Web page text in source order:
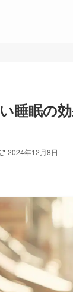
睡眠の
2024年12月8日